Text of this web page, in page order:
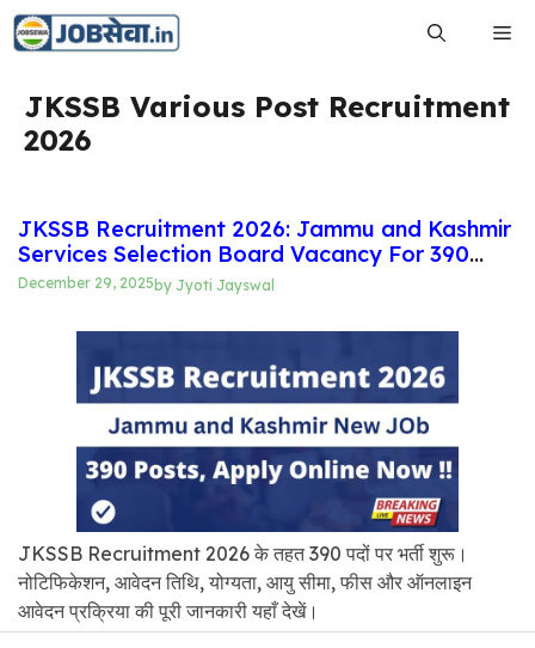
Skip
JKSSB Various Post Recruitment
2026
JKSSB Recruitment 2026: Jammu and Kashmir
Services Selection Board Vacancy For 390
Post Apply Online
December 29, 2025 by Jyoti Jayswal
JKSSB Recruitment 2026 के तहत 390 पदों पर भर्ती शुरू।
नोटिफिकेशन, आवेदन तिथि, योग्यता, आयु सीमा, फीस और ऑनलाइन
आवेदन प्रक्रिया की पूरी जानकारी यहाँ देखें।